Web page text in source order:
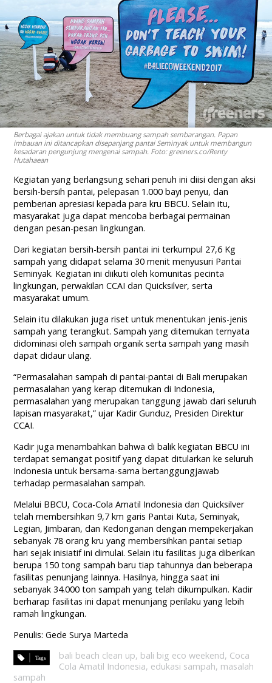
Berbagai ajakan untuk tidak membuang sampah sembarangan. Papan
imbauan ini ditancapkan disepanjang pantai Seminyak untuk membangun
kesadaran pengunjung mengenai sampah. Foto: greeners.co/Renty
Hutahaean
Kegiatan yang berlangsung sehari penuh ini diisi dengan aksi
bersih-bersih pantai, pelepasan 1.000 bayi penyu, dan
pemberian apresiasi kepada para kru BBCU. Selain itu,
masyarakat juga dapat mencoba berbagai permainan
dengan pesan-pesan lingkungan.
Dari kegiatan bersih-bersih pantai ini terkumpul 27,6 Kg
sampah yang didapat selama 30 menit menyusuri Pantai
Seminyak. Kegiatan ini diikuti oleh komunitas pecinta
lingkungan, perwakilan CCAI dan Quicksilver, serta
masyarakat umum.
Selain itu dilakukan juga riset untuk menentukan jenis-jenis
sampah yang terangkut. Sampah yang ditemukan ternyata
didominasi oleh sampah organik serta sampah yang masih
dapat didaur ulang.
“Permasalahan sampah di pantai-pantai di Bali merupakan
permasalahan yang kerap ditemukan di Indonesia,
permasalahan yang merupakan tanggung jawab dari seluruh
lapisan masyarakat,” ujar Kadir Gunduz, Presiden Direktur
CCAI.
Kadir juga menambahkan bahwa di balik kegiatan BBCU ini
terdapat semangat positif yang dapat ditularkan ke seluruh
Indonesia untuk bersama-sama bertanggungjawab
terhadap permasalahan sampah.
Melalui BBCU, Coca-Cola Amatil Indonesia dan Quicksilver
telah membersihkan 9,7 km garis Pantai Kuta, Seminyak,
Legian, Jimbaran, dan Kedonganan dengan mempekerjakan
sebanyak 78 orang kru yang membersihkan pantai setiap
hari sejak inisiatif ini dimulai. Selain itu fasilitas juga diberikan
berupa 150 tong sampah baru tiap tahunnya dan beberapa
fasilitas penunjang lainnya. Hasilnya, hingga saat ini
sebanyak 34.000 ton sampah yang telah dikumpulkan. Kadir
berharap fasilitas ini dapat menunjang perilaku yang lebih
ramah lingkungan.
Penulis: Gede Surya Marteda
bali beach clean up, bali big eco weekend, Coca
Cola Amatil Indonesia, edukasi sampah, masalah
sampah